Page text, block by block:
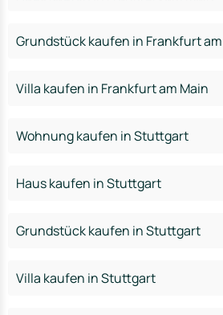
Grundstück kaufen in Frankfurt
Villa kaufen in Frankfurt am Main
Wohnung kaufen in Stuttgart
Haus kaufen in Stuttgart
Grundstück kaufen in Stuttgart
Villa kaufen in Stuttgart